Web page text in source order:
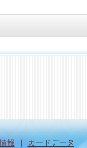
報 ｜ カードデータ ｜